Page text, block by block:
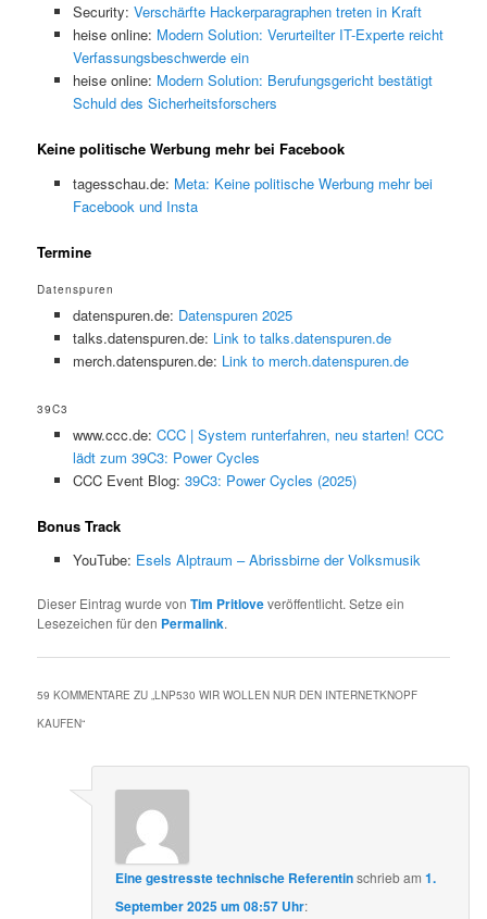
Security: Verschärfte Hackerparagraphen treten in Kraft
heise online: Modern Solution: Verurteilter IT-Experte reicht
Verfassungsbeschwerde ein
heise online: Modern Solution: Berufungsgericht bestätigt
Schuld des Sicherheitsforschers
Keine politische Werbung mehr bei Facebook
tagesschau.de: Meta: Keine politische Werbung mehr bei
Facebook und Insta
Termine
Datenspuren
datenspuren.de: Datenspuren 2025
talks.datenspuren.de: Link to talks.datenspuren.de
merch.datenspuren.de: Link to merch.datenspuren.de
39C3
www.ccc.de: CCC | System runterfahren, neu starten! CCC
lädt zum 39C3: Power Cycles
CCC Event Blog: 39C3: Power Cycles (2025)
Bonus Track
YouTube: Esels Alptraum – Abrissbirne der Volksmusik
Dieser Eintrag wurde vonTim Pritloveveröffentlicht. Setze ein
Lesezeichen für den Permalink.
59 KOMMENTARE ZU „LNP530 WIR WOLLEN NUR DEN INTERNETKNOPF
KAUFEN“
Eine gestresste technische Referentinschriebam1.
September 2025 um 08:57 Uhr: